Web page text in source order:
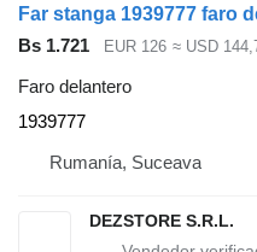
Bs 1.721 EUR 126 ≈ USD
Faro delantero
1939777
Rumanía, Suceava
DEZSTORE S.R.L.